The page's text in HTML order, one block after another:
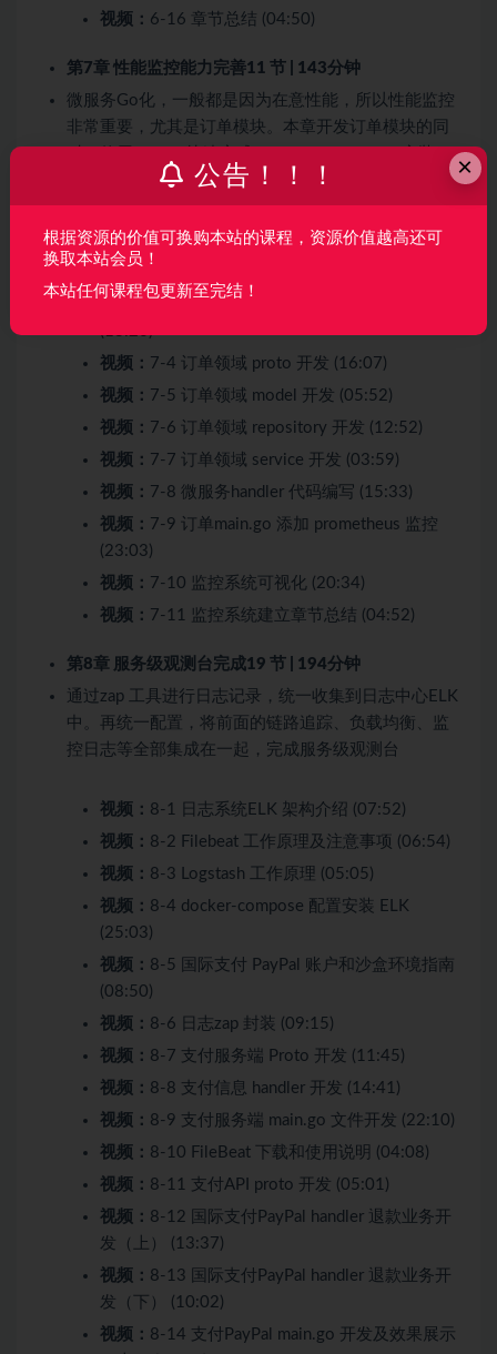
视频： 6-16 章节总结 (04:50)
第7章 性能监控能力完善11 节 | 143分钟
微服务Go化，一般都是因为在意性能，所以性能监控
非常重要，尤其是订单模块。本章开发订单模块的同
并接入项目中，完成性能监控台
视频：7-1 监控系统prometheus基本介绍 (16:58)
(13:26)
视频： 7-4 订单领域 proto 开发 (16:07)
视频： 7-5 订单领域 model 开发 (05:52)
视频： 7-6 订单领域 repository 开发 (12:52)
视频： 7-7 订单领域 service 开发 (03:59)
视频： 7-8 微服务handler 代码编写 (15:33)
视频： 7-9 订单main.go 添加 prometheus 监控
(23:03)
视频： 7-10 监控系统可视化 (20:34)
视频： 7-11 监控系统建立章节总结 (04:52)
第8章 服务级观测台完成19 节 | 194分钟
通过zap 工具进行日志记录，统一收集到日志中心ELK
中。再统一配置，将前面的链路追踪、负载均衡、监
控日志等全部集成在一起，完成服务级观测台
视频： 8-1 日志系统ELK 架构介绍 (07:52)
视频： 8-2 Filebeat 工作原理及注意事项 (06:54)
视频： 8-3 Logstash 工作原理 (05:05)
视频： 8-4 docker-compose 配置安装 ELK
(25:03)
视频： 8-5 国际支付 PayPal 账户和沙盒环境指南
(08:50)
视频： 8-6 日志zap 封装 (09:15)
视频： 8-7 支付服务端 Proto 开发 (11:45)
视频： 8-8 支付信息 handler 开发 (14:41)
视频： 8-9 支付服务端 main.go 文件开发 (22:10)
视频： 8-10 FileBeat 下载和使用说明 (04:08)
视频： 8-11 支付API proto 开发 (05:01)
视频： 8-12 国际支付PayPal handler 退款业务开
发（上） (13:37)
视频： 8-13 国际支付PayPal handler 退款业务开
发（下） (10:02)
视频： 8-14 支付PayPal main.go 开发及效果展示
×
公告！！！
根据资源的价值可换购本站的课程，资源价值越高还可
换取本站会员！
本站任何课程包更新至完结！